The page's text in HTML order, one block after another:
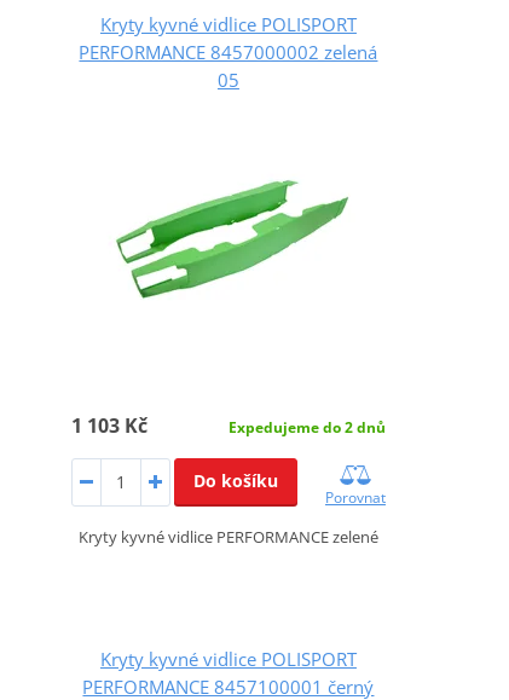
Kryty kyvné vidlice POLISPORT
PERFORMANCE 8457000002 zelená
05
1 103 Kč Expedujeme do 2 dnů
Do košíku
Porovnat
Kryty kyvné vidlice PERFORMANCE zelené
Kryty kyvné vidlice POLISPORT
PERFORMANCE 8457100001 černý